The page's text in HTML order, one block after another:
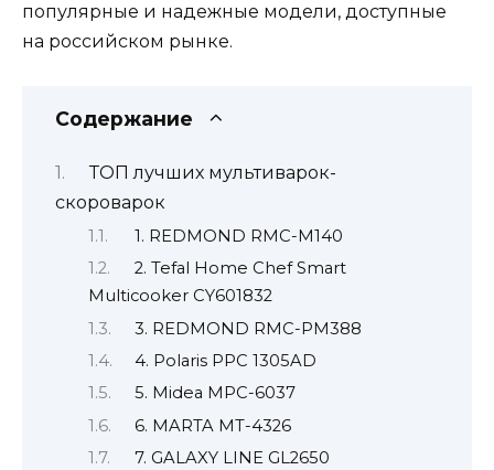
популярные и надежные модели, доступные
на российском рынке.
Содержание
ТОП лучших мультиварок-
скороварок
1. REDMOND RMC-M140
2. Tefal Home Chef Smart
Multicooker CY601832
3. REDMOND RMC-PM388
4. Polaris PPC 1305AD
5. Midea MPC-6037
6. MARTA MT-4326
7. GALAXY LINE GL2650